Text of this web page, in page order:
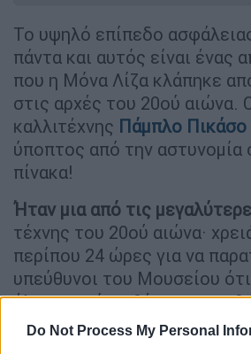
Do Not Process My Personal
Το υψηλό επίπεδο
πάντα και αυτός είναι ένας
που η Μόνα Λίζα κλάπηκε
στις αρχές του 20ού αιώνα.
καλλιτέχνης Πάμπλο Πικάσο
ύποπτος από την αστυνομία
πίνακα!
Ήταν μια από τις
τέχνης του 20ού αιώνα·
περίπου 24 ώρες για να
υπεύθυνοι του Μουσείου
έλειπε από τη θέση του,
υπέθεσαν ότι είχε